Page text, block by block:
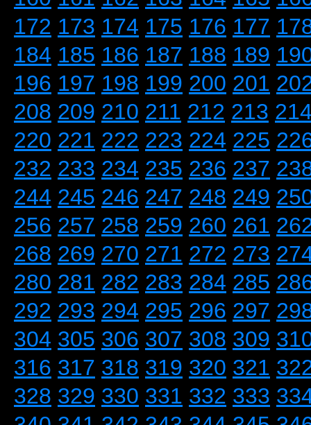
172 173 174 175 176 177
184 185 186 187 188 189
196 197 198 199 200 201
208 209 210 211 212 213
220 221 222 223 224 225
232 233 234 235 236 237
244 245 246 247 248 249
256 257 258 259 260 261
268 269 270 271 272 273
280 281 282 283 284 285
292 293 294 295 296 297
304 305 306 307 308 309
316 317 318 319 320 321
328 329 330 331 332 333